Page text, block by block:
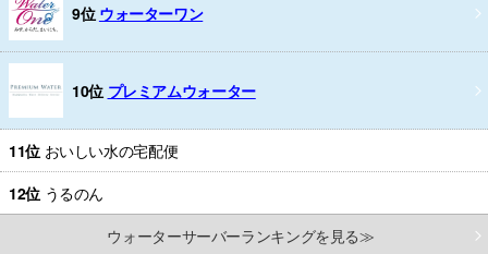
9位 ウォーターワン
10位 プレミアムウォーター
11位 おいしい水の宅配便
12位 うるのん
ウォーターサーバーランキングを見る≫